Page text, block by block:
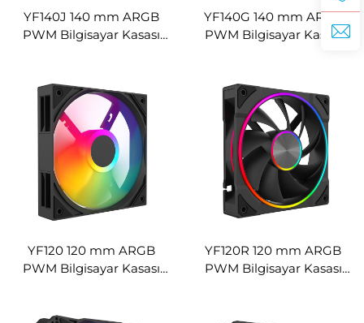
YF140J 140 mm ARGB
PWM Bilgisayar Kasası
Soğutma Fanı
YF140G 140 mm ARGB
PWM Bilgisayar Kasası
YF120 120 mm ARGB
PWM Bilgisayar Kasası
YF120R 120 mm ARGB
PWM Bilgisayar Kasası